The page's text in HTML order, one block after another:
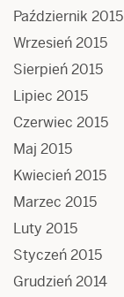
Październik 2015
Wrzesień 2015
Sierpień 2015
Lipiec 2015
Czerwiec 2015
Maj 2015
Kwiecień 2015
Marzec 2015
Luty 2015
Styczeń 2015
Grudzień 2014